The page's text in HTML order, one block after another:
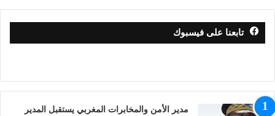
تابعنا على فيسبوك
مدير الأمن والمخابرات المغربي يستقبل المدير